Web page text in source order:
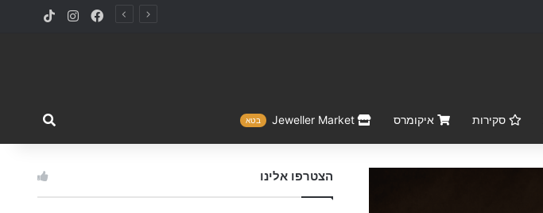
Facebook
Instagram
סקירות איקומרס Jeweller Market בטא מה
הצטרפו אלינו